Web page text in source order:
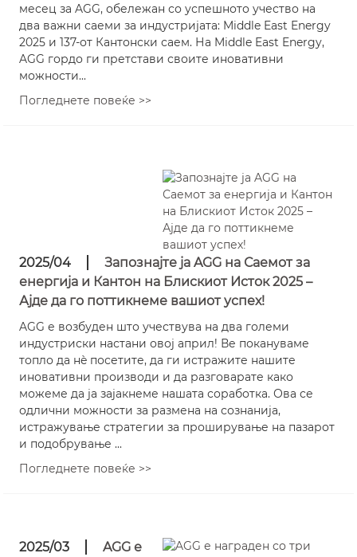
месец за AGG, обележан со успешното учество на
два важни саеми за индустријата: Middle East Energy
2025 и 137-от Кантонски саем. На Middle East Energy,
AGG гордо ги претстави своите иновативни
можности...
Погледнете повеќе >>
2025/04
Запознајте ја AGG на Саемот за
енергија и Кантон на Блискиот Исток 2025 –
Ајде да го поттикнеме вашиот успех!
AGG е возбуден што учествува на два големи
индустриски настани овој април! Ве покануваме
топло да нè посетите, да ги истражите нашите
иновативни производи и да разговарате како
можеме да ја зајакнеме нашата соработка. Ова се
одлични можности за размена на сознанија,
истражување стратегии за проширување на пазарот
и подобрување ...
Погледнете повеќе >>
2025/03
AGG е